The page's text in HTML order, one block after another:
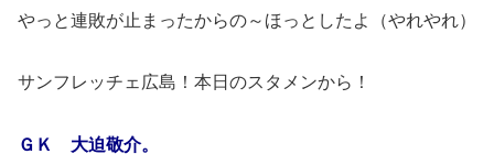
やっと連敗が止まったからの～ほっとしたよ（やれやれ）
サンフレッチェ広島！本日のスタメンから！
ＧＫ 大迫敬介。